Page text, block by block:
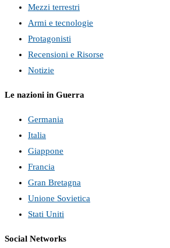
Mezzi terrestri
Armi e tecnologie
Protagonisti
Recensioni e Risorse
Notizie
Le nazioni in Guerra
Germania
Italia
Giappone
Francia
Gran Bretagna
Unione Sovietica
Stati Uniti
Social Networks